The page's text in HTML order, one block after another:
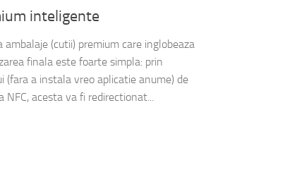
inteligente
ambalaje (cutii) premium care inglobeaza
finala este foarte simpla: prin
(fara a instala vreo aplicatie anume) de
NFC, acesta va fi redirectionat...